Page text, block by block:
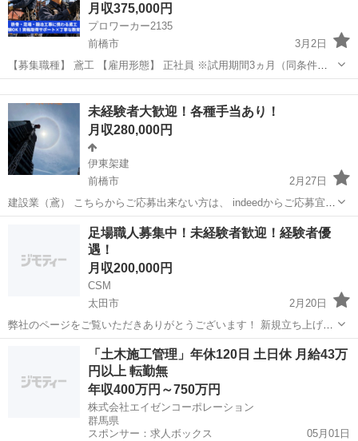
月収375,000円
プロワーカー2135
前橋市
3月2日
【募集職種】 鳶工 【雇用形態】 正社員 ※試用期間3ヵ月（同条件）
【仕事内容】 鉄骨工事、鍛冶工事、足場工事の施工を行います。 建設
現場において、鉄骨の組立や加工、溶接などの鍛冶工事、 高所作...
未経験者大歓迎！各種手当あり！
月収280,000円
伊東架建
前橋市
2月27日
建設業（鳶） こちらからご応募出来ない方は、 indeedからご応募宜し
くお願い致します！ ⭐︎⭐︎ご連絡先は下記を参照⭐︎⭐︎ 県外の方も大歓迎！
寮等の相談有り！ やる気を持ち、頑張れば頑張るだけ給料アップ！！
鳶職 未経験
足場職人募集中！未経験者歓迎！経験者優
遇！
月収200,000円
CSM
太田市
2月20日
弊社のページをご覧いただきありがとうございます！ 新規立ち上げに
伴い足場工事現場の作業員を募集しております！！ 群馬、栃木、埼
玉、都内近辺の現場となります！ 未経験者は1ヶ月目10,000円 （要相
談） 経験者は...
鳶職 未経験
「土木施工管理」年休120日 土日休 月給43万
円以上 転勤無
年収400万円～750万円
株式会社エイゼンコーポレーション
群馬県
スポンサー：求人ボックス
05月01日